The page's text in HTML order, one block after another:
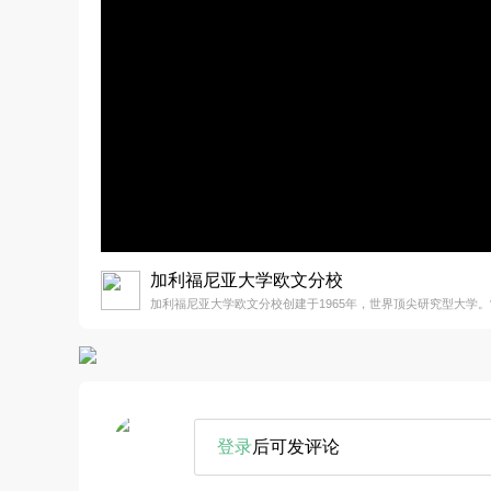
加利福尼亚大学欧文分校
加利福尼亚大学欧文分校创建于1965年，世界顶尖研究型大学。
登录后可发评论